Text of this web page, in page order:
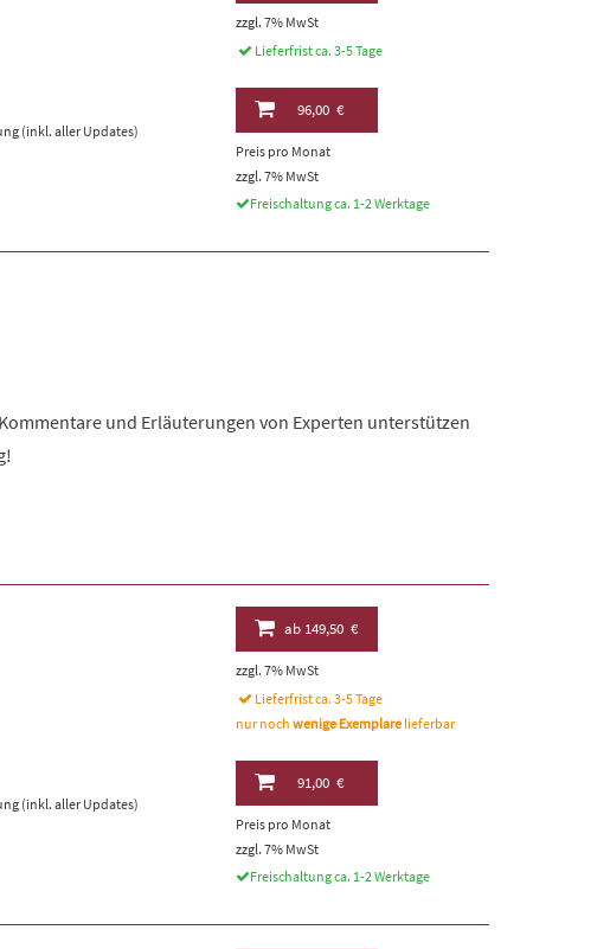
zzgl. 7% MwSt
Lieferfrist ca. 3-5 Tage
(inkl. aller Updates)
96,00 €
Preis pro Monat
zzgl. 7% MwSt
Freischaltung ca. 1-2 Werktage
und Erläuterungen von Experten unterstützen
ab149,50 €
zzgl. 7% MwSt
Lieferfrist ca. 3-5 Tage
nur nochwenige Exemplare lieferbar
(inkl. aller Updates)
91,00 €
Preis pro Monat
zzgl. 7% MwSt
Freischaltung ca. 1-2 Werktage